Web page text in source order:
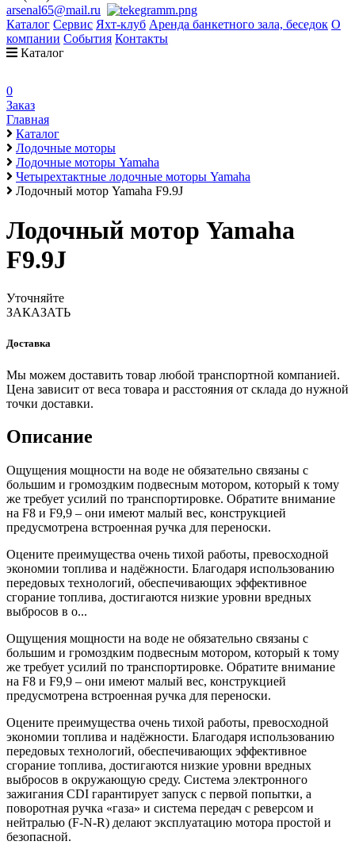
arsenal65@mail.ru
Каталог Сервис Яхт-клуб Аренда банкетного зала, беседок О
компании События Контакты
Каталог
0
Заказ
Главная
Каталог
Лодочные моторы
Лодочные моторы Yamaha
Четырехтактные лодочные моторы Yamaha
Лодочный мотор Yamaha F9.9J
Лодочный мотор Yamaha
F9.9J
Уточняйте
ЗАКАЗАТЬ
Доставка
Мы можем доставить товар любой транспортной компанией.
Цена зависит от веса товара и расстояния от склада до нужной
точки доставки.
Описание
Ощущения мощности на воде не обязательно связаны с
большим и громоздким подвесным мотором, который к тому
же требует усилий по транспортировке. Обратите внимание
на F8 и F9,9 – они имеют малый вес, конструкцией
предусмотрена встроенная ручка для переноски.
Оцените преимущества очень тихой работы, превосходной
экономии топлива и надёжности. Благодаря использованию
передовых технологий, обеспечивающих эффективное
сгорание топлива, достигаются низкие уровни вредных
выбросов в о...
Ощущения мощности на воде не обязательно связаны с
большим и громоздким подвесным мотором, который к тому
же требует усилий по транспортировке. Обратите внимание
на F8 и F9,9 – они имеют малый вес, конструкцией
предусмотрена встроенная ручка для переноски.
Оцените преимущества очень тихой работы, превосходной
экономии топлива и надёжности. Благодаря использованию
передовых технологий, обеспечивающих эффективное
сгорание топлива, достигаются низкие уровни вредных
выбросов в окружающую среду. Система электронного
зажигания CDI гарантирует запуск с первой попытки, а
поворотная ручка «газа» и система передач с реверсом и
нейтралью (F‑N‑R) делают эксплуатацию мотора простой и
безопасной.